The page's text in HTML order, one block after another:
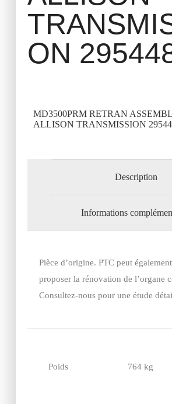
ON
MD3500PRM RETRAN
ALLISON TRANSMISSION
Description
Informations
Pièce d’origine. PTC peut
proposer la rénovation de l’organe
Consultez-nous pour une étude
Poids 764 kg